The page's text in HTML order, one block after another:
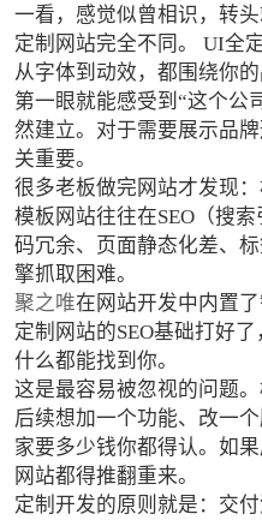
一看，感觉似曾相识，转头
定制网站完全不同。 UI全
从字体到动效，都围绕你
第一眼就能感受到“这个公
然建立。对于需要展示品
关重要。
很多老板做完网站才发现：
模板网站往往在SEO（搜
码冗余、页面静态化差、
擎抓取困难。
聚之唯在网站开发中内置了
定制网站的SEO基础打好
什么都能找到你。
这是最容易被忽视的问题
后续想加一个功能、改一
家要多少钱你都得认。如
网站都得推翻重来。
定制开发的原则就是：交